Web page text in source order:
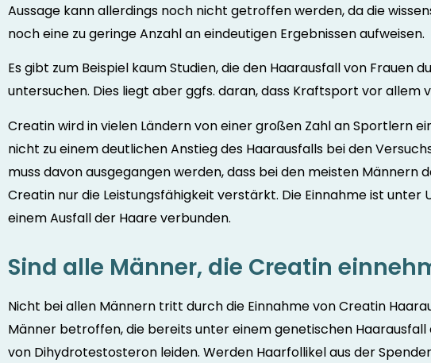
Aussage kann allerdings noch nicht getroffen werden, da die
noch eine zu geringe Anzahl an eindeutigen Ergebnissen aufweisen.
Es gibt zum Beispiel kaum Studien, die den Haarausfall von Frauen
untersuchen. Dies liegt aber ggfs. daran, dass Kraftsport vor allem
Creatin wird in vielen Ländern von einer großen Zahl an Sportlern
nicht zu einem deutlichen Anstieg des Haarausfalls bei den
muss davon ausgegangen werden, dass bei den meisten Männern
Creatin nur die Leistungsfähigkeit verstärkt. Die Einnahme ist
einem Ausfall der Haare verbunden.
Sind alle Männer, die Creatin
Nicht bei allen Männern tritt durch die Einnahme von Creatin
Männer betroffen, die bereits unter einem genetischen
von Dihydrotestosteron leiden. Werden Haarfollikel aus der